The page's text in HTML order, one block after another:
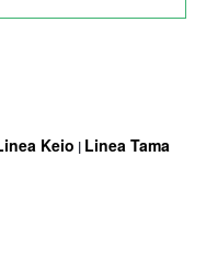
Keio Linea Tama